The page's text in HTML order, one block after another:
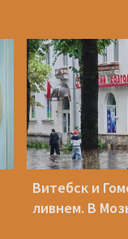
Витебск и
ливнем. В